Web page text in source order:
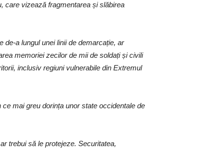
care vizează fragmentarea și slăbirea
a lungul unei linii de demarcație, ar
memoriei zecilor de mii de soldați și civili
inclusiv regiuni vulnerabile din Extremul
mai greu dorința unor state occidentale de
trebui să le protejeze. Securitatea,